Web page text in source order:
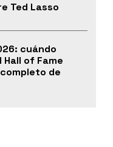
Ted Lasso
cuándo
of Fame
de